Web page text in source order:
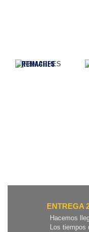
REMACHES
ENTREGA
Hacemos
Los tiempos